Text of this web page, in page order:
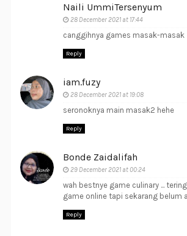
Naili UmmiTersenyum
28 December 2021 at 17:44
canggihnya games masak-masak
Reply
iam.fuzy
28 December 2021 at 19:08
seronoknya main masak2 hehe
Reply
Bonde Zaidalifah
29 December 2021 at 00:24
wah bestnye game culinary ...
game online tapi sekarang belum
Reply